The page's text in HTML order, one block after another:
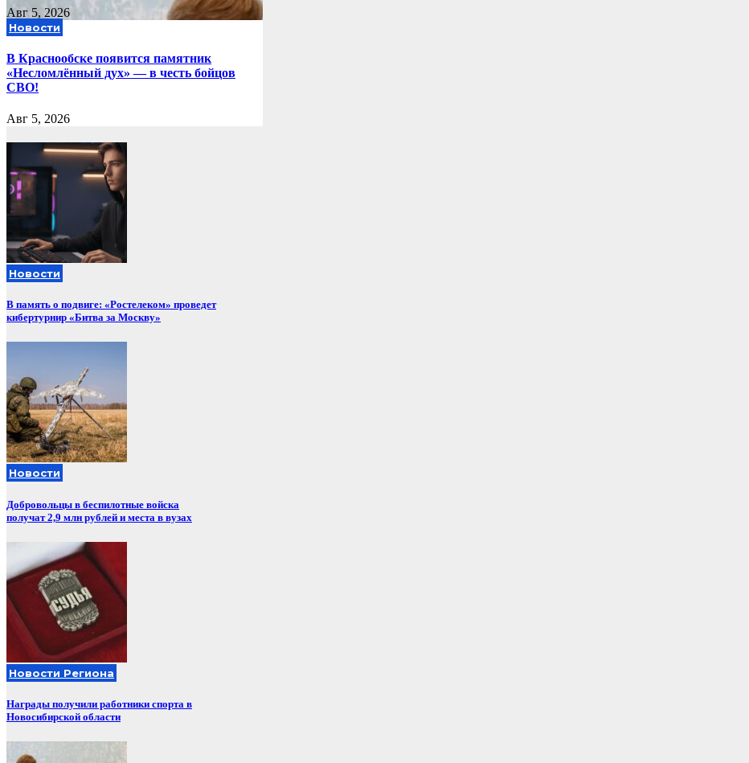
Авг 5, 2026
Новости
В Краснообске появится памятник
«Несломлённый дух» — в честь бойцов
СВО!
Авг 5, 2026
Новости
В память о подвиге: «Ростелеком» проведет
кибертурнир «Битва за Москву»
Новости
Добровольцы в беспилотные войска
получат 2,9 млн рублей и места в вузах
Новости Региона
Награды получили работники спорта в
Новосибирской области